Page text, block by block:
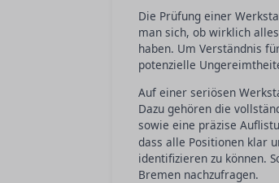
Die Prüfung einer
man sich, ob wirklich
haben. Um Verständnis
potenzielle
Auf einer seriösen
Dazu gehören die
sowie eine präzise
dass alle Positionen klar
identifizieren zu können.
Bremen nachzufragen.